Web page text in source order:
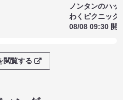
ノンタンのハッ
わくピクニック
08/08 09:30 開
閲覧する